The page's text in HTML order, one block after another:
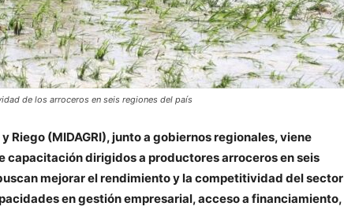
de los arroceros en seis regiones del país
Riego (MIDAGRI), junto a gobiernos regionales, viene
capacitación dirigidos a productores arroceros en seis
mejorar el rendimiento y la competitividad del sector
en gestión empresarial, acceso a financiamiento,